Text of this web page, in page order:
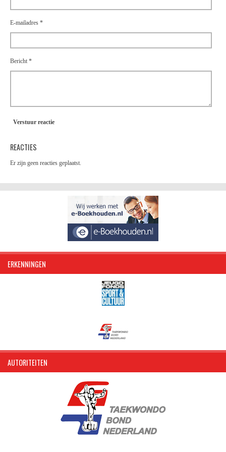
E-mailadres *
Bericht *
Verstuur reactie
REACTIES
Er zijn geen reacties geplaatst.
ERKENNINGEN
AUTORITEITEN